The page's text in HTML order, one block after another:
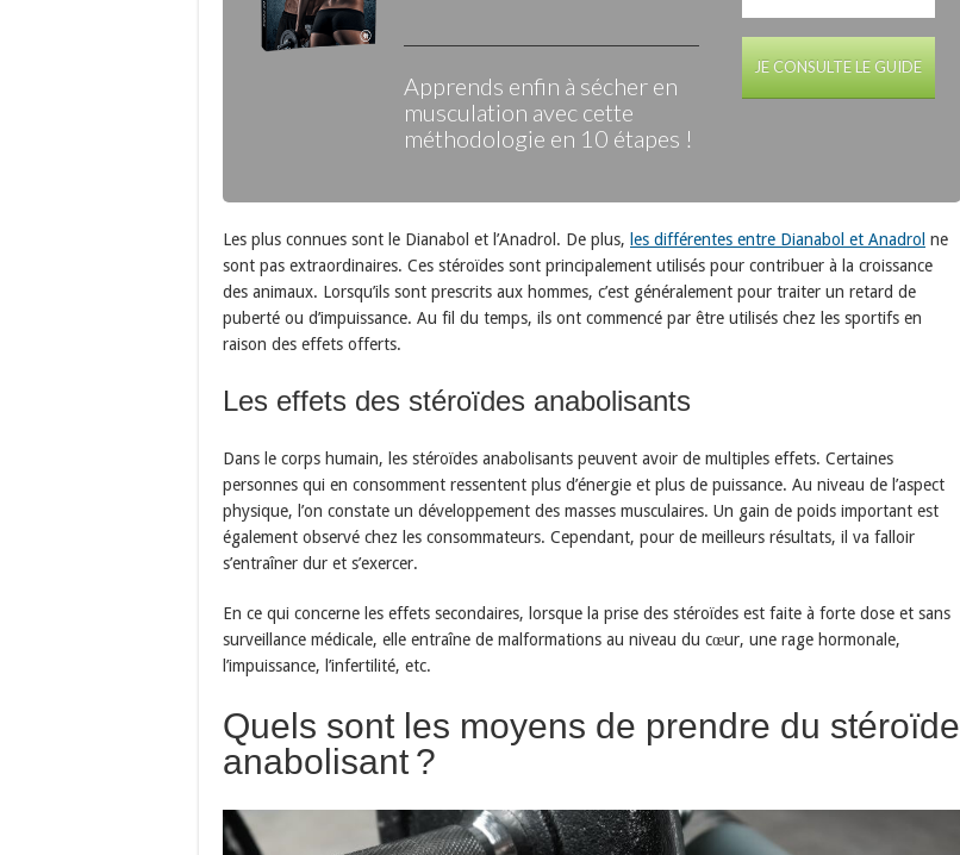
Apprends enfin à sécher en
musculation avec cette
méthodologie en 10 étapes !
JE CONSULTE LE GUIDE
Les plus connues sont le Dianabol et l’Anadrol. De plus, les différentes entre Dianabol et Anadrol ne
sont pas extraordinaires. Ces stéroïdes sont principalement utilisés pour contribuer à la croissance
des animaux. Lorsqu’ils sont prescrits aux hommes, c’est généralement pour traiter un retard de
puberté ou d’impuissance. Au fil du temps, ils ont commencé par être utilisés chez les sportifs en
raison des effets offerts.
Les effets des stéroïdes anabolisants
Dans le corps humain, les stéroïdes anabolisants peuvent avoir de multiples effets. Certaines
personnes qui en consomment ressentent plus d’énergie et plus de puissance. Au niveau de l’aspect
physique, l’on constate un développement des masses musculaires. Un gain de poids important est
également observé chez les consommateurs. Cependant, pour de meilleurs résultats, il va falloir
s’entraîner dur et s’exercer.
En ce qui concerne les effets secondaires, lorsque la prise des stéroïdes est faite à forte dose et sans
surveillance médicale, elle entraîne de malformations au niveau du cœur, une rage hormonale,
l’impuissance, l’infertilité, etc.
Quels sont les moyens de prendre du stéroïde
anabolisant ?